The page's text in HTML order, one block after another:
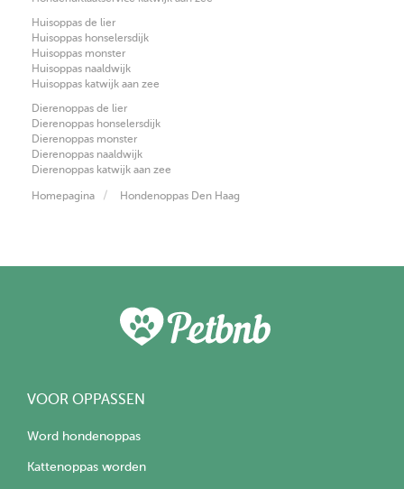
Huisoppas de lier
Huisoppas honselersdijk
Huisoppas monster
Huisoppas naaldwijk
Huisoppas katwijk aan zee
Dierenoppas de lier
Dierenoppas honselersdijk
Dierenoppas monster
Dierenoppas naaldwijk
Dierenoppas katwijk aan zee
Homepagina Hondenoppas Den Haag
VOOR OPPASSEN
Word hondenoppas
Kattenoppas worden